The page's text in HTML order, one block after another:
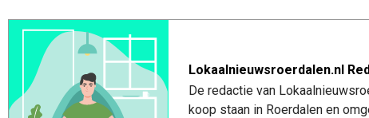
Lokaalnieuwsroerdalen.nl
De redactie van
koop staan in Roerdalen en